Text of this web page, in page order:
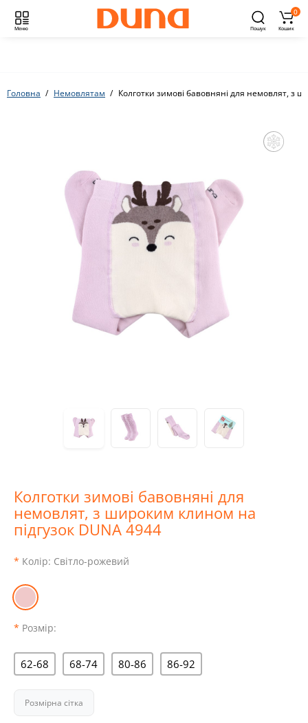
Меню Пошук
0
Кошик
Головна Немовлятам Колготки зимові бавовняні для немовлят, з
Колготки зимові бавовняні для
немовлят, з широким клином на
підгузок DUNA 4944
Колір: Світло-рожевий
Розмір:
62-68 68-74 80-86 86-92
Розмірна сітка